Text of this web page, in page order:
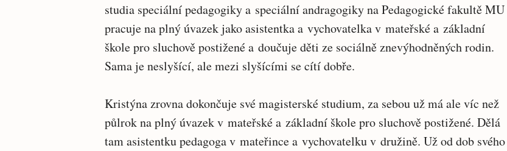
studia speciální pedagogiky a speciální andragogiky na Pedagogické fakultě MU
pracuje na plný úvazek jako asistentka a vychovatelka v mateřské a základní
škole pro sluchově postižené a doučuje děti ze sociálně znevýhodněných rodin.
Sama je neslyšící, ale mezi slyšícími se cítí dobře.
Kristýna zrovna dokončuje své magisterské studium, za sebou už má ale víc než
půlrok na plný úvazek v mateřské a základní škole pro sluchově postižené. Dělá
tam asistentku pedagoga v mateřince a vychovatelku v družině. Už od dob svého